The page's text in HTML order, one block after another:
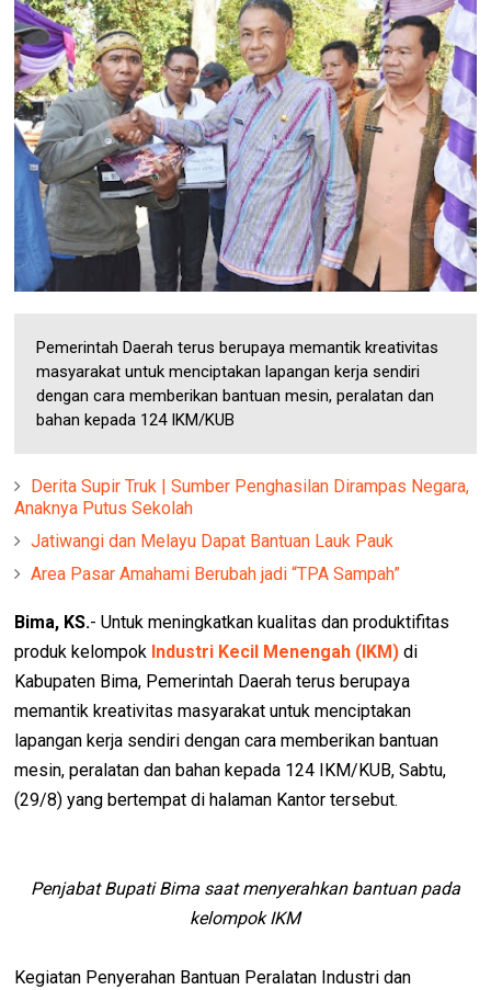
Pemerintah Daerah terus berupaya memantik kreativitas
masyarakat untuk menciptakan lapangan kerja sendiri
dengan cara memberikan bantuan mesin, peralatan dan
bahan kepada 124 IKM/KUB
Derita Supir Truk | Sumber Penghasilan Dirampas Negara,
Anaknya Putus Sekolah
Jatiwangi dan Melayu Dapat Bantuan Lauk Pauk
Area Pasar Amahami Berubah jadi “TPA Sampah”
Bima, KS.- Untuk meningkatkan kualitas dan produktifitas
produk kelompok Industri Kecil Menengah (IKM) di
Kabupaten Bima, Pemerintah Daerah terus berupaya
memantik kreativitas masyarakat untuk menciptakan
lapangan kerja sendiri dengan cara memberikan bantuan
mesin, peralatan dan bahan kepada 124 IKM/KUB, Sabtu,
(29/8) yang bertempat di halaman Kantor tersebut.
Penjabat Bupati Bima saat menyerahkan bantuan pada
kelompok IKM
Kegiatan Penyerahan Bantuan Peralatan Industri dan